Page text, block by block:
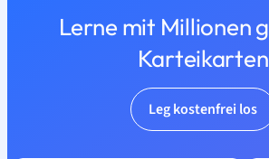
Lerne mit Millionen
Karteikarten
Leg kostenfrei los